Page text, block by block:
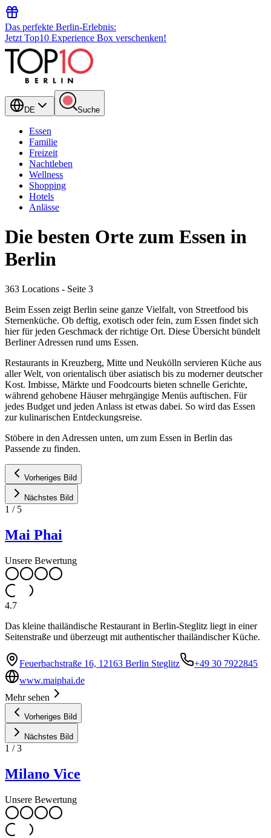
Das perfekte Berlin-Erlebnis:
Jetzt Top10 Experience Box verschenken!
DE Suche
Essen
Familie
Freizeit
Nachtleben
Wellness
Shopping
Hotels
Anlässe
Die besten Orte zum Essen in
Berlin
363 Locations - Seite 3
Beim Essen zeigt Berlin seine ganze Vielfalt, von Streetfood bis
Sternenküche. Ob deftig, exotisch oder fein, zum Essen findet sich
hier für jeden Geschmack der richtige Ort. Diese Übersicht bündelt
Berliner Adressen rund ums Essen.
Restaurants in Kreuzberg, Mitte und Neukölln servieren Küche aus
aller Welt, von orientalisch über asiatisch bis zu moderner deutscher
Kost. Imbisse, Märkte und Foodcourts bieten schnelle Gerichte,
während gehobene Häuser mehrgängige Menüs auftischen. Für
jedes Budget und jeden Anlass ist etwas dabei. So wird das Essen
zur kulinarischen Entdeckungsreise.
Stöbere in den Adressen unten, um zum Essen in Berlin das
Passende zu finden.
Vorheriges Bild
Nächstes Bild
1 / 5
Mai Phai
Unsere Bewertung
4.7
Das kleine thailändische Restaurant in Berlin-Steglitz liegt in einer
Seitenstraße und überzeugt mit authentischer thailändischer Küche.
Feuerbachstraße 16, 12163 Berlin Steglitz
+49 30 7922845
www.maiphai.de
Mehr sehen
Vorheriges Bild
Nächstes Bild
1 /3
Milano Vice
Unsere Bewertung